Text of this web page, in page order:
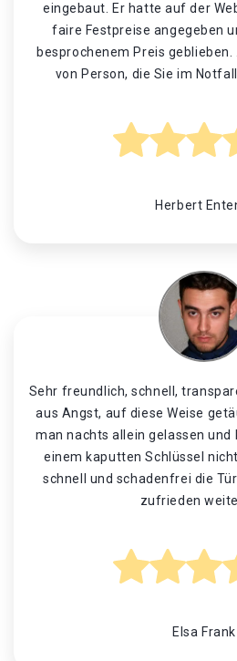
eingebaut. Er hatte auf der
faire Festpreise angegeben
besprochenem Preis
von Person, die Sie im
Herbert
Sehr freundlich, schnell,
aus Angst, auf diese Weise
man nachts allein gelassen und
einem kaputten Schlüssel
schnell und schadenfrei die
zufrieden
Elsa Frank